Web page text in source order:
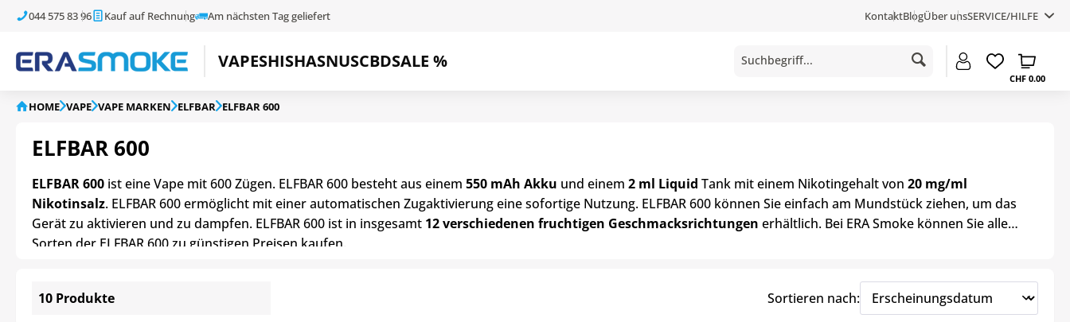
044 575 83 96 Kauf auf Rechnung Am nächsten Tag geliefert KontaktBlogÜber unsSERVICE/HILFE
VAPESHISHASNUSCBDSALE %
CHF 0.00
HOME VAPE VAPE MARKEN ELFBAR ELFBAR 600
ELFBAR 600
ELFBAR 600 ist eine Vape mit 600 Zügen. ELFBAR 600 besteht aus einem 550 mAh Akku und einem 2 ml Liquid Tank mit einem Nikotingehalt von 20 mg/ml
Nikotinsalz. ELFBAR 600 ermöglicht mit einer automatischen Zugaktivierung eine sofortige Nutzung. ELFBAR 600 können Sie einfach am Mundstück ziehen, um das
Gerät zu aktivieren und zu dampfen. ELFBAR 600 ist in insgesamt 12 verschiedenen fruchtigen Geschmacksrichtungen erhältlich. Bei ERA Smoke können Sie alle
Sorten der ELFBAR 600 zu günstigen Preisen kaufen.
10 Produkte Sortieren nach: